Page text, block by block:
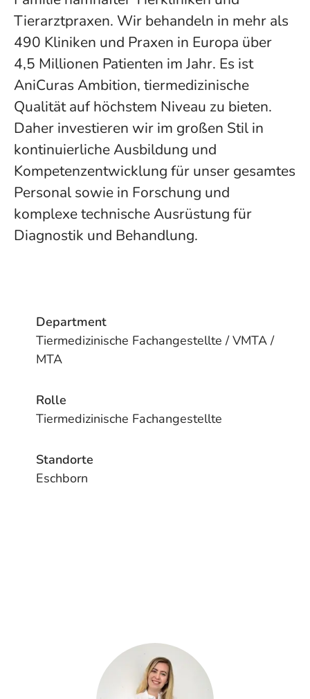
Tierarztpraxen. Wir behandeln in mehr als
490 Kliniken und Praxen in Europa über
4,5 Millionen Patienten im Jahr. Es ist
AniCuras Ambition, tiermedizinische
Qualität auf höchstem Niveau zu bieten.
Daher investieren wir im großen Stil in
kontinuierliche Ausbildung und
Kompetenzentwicklung für unser gesamtes
Personal sowie in Forschung und
komplexe technische Ausrüstung für
Diagnostik und Behandlung.
Department
Tiermedizinische Fachangestellte / VMTA /
MTA
Rolle
Tiermedizinische Fachangestellte
Standorte
Eschborn